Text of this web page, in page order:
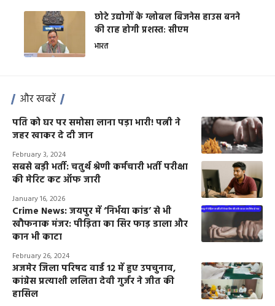
छोटे उद्योगों के ग्लोबल बिजनेस हाउस बनने
की राह होगी प्रशस्त: सीएम
भारत
और खबरें
पति को घर पर समोसा लाना पड़ा भारी! पत्नी ने
जहर खाकर दे दी जान
February 3, 2024
सबसे बड़ी भर्ती: चतुर्थ श्रेणी कर्मचारी भर्ती परीक्षा
की मेरिट कट ऑफ जारी
January 16, 2026
Crime News: जयपुर में ‘निर्भया कांड’ से भी
खौफनाक मंजर: पीड़िता का सिर फाड़ डाला और
कान भी काटा
February 26, 2024
अजमेर जिला परिषद वार्ड 12 में हुए उपचुनाव,
कांग्रेस प्रत्याशी ललिता देवी गुर्जर ने जीत की
हासिल